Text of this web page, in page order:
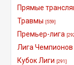
Прямые
Травмы [559]
Премьер-лига
Лига Чемпионов
Кубок Лиги [291]